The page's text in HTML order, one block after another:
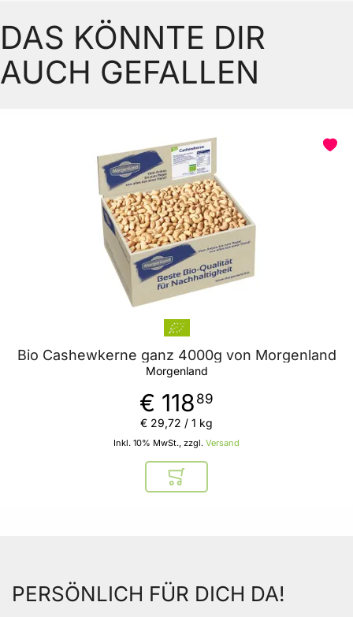
DAS KÖNNTE DIR
AUCH GEFALLEN
Bio Cashewkerne ganz 4000g von Morgenland
Morgenland
€ 118 89
Inkl. 10% MwSt., zzgl. Versand
€ 29,72 / 1 kg
In den Warenkorb
PERSÖNLICH FÜR DICH DA!